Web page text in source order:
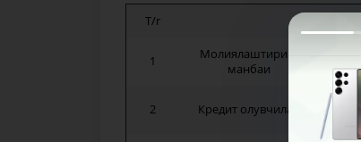
T/r
1
Молиялаштириш
манбаи
2 Кредит олувчилар